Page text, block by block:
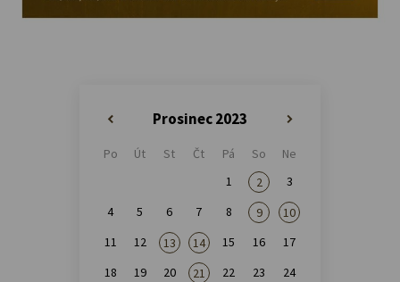
Prosinec 2023
»
Po Út St Čt Pá So
Ne
1
2
3
4
5 6 7 8 9
10
11
12 13 14 15 16
17
18
19 20 21 22 23 24